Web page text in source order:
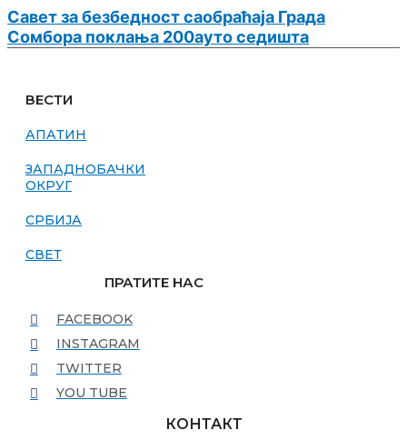
Савет за безбедност саобраћаја Града
Сомбора поклања 200ауто седишта
ВЕСТИ
АПАТИН
ЗАПАДНОБАЧКИ
ОКРУГ
СРБИЈА
СВЕТ
ПРАТИТЕ НАС
FACEBOOK
INSTAGRAM
TWITTER
YOU TUBE
КОНТАКТ